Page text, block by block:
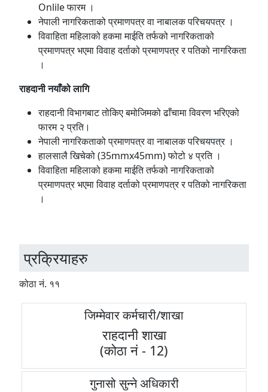
Onlile फारम ।
नेपाली नागरिकताको प्रमाणपत्र वा नाबालक परिचयपत्र ।
विवाहिता महिलाको हकमा माईति तर्फको नागरिकताको
प्रमाणपत्र भएमा विवाह दर्ताको प्रमाणपत्र र पतिको नागरिकता
।
राहदानी नयाँको लागि
राहदानी विभागबाट तोकिए बमोजिमको ढाँचामा विवरण भरिएको
फारम २ प्रति।
नेपाली नागरिकताको प्रमाणपत्र वा नाबालक परिचयपत्र ।
हालसालै खिचेको (35mmx45mm) फोटो ४ प्रति ।
विवाहिता महिलाको हकमा माईति तर्फको नागरिकताको
प्रमाणपत्र भएमा विवाह दर्ताको प्रमाणपत्र र पतिको नागरिकता
।
प्रक्रियाहरु
कोठा नं. ११
जिम्मेवार कर्मचारी/शाखा
राहदानी शाखा
(कोठा नं - 12)
गुनासो सुन्ने अधिकारी